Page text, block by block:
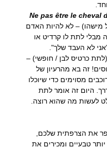
Ne pas être le cheval
מישהו) – לא להיות האדם
מבלי לתת לו קרדיט או
לא העבד שלך".
כרטיס לבן / חופשי) –
זה בא מהרעיון של
מסוימים כדי שיוכלו
היום זה אומר לתת
לעשות מה שהוא רוצה.
את הצרפתית שלכם,
טבעיים ומכירים את